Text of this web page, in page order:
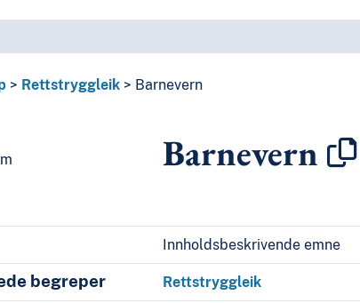
Rettstryggleik Barnevern
Barnevern
Innholdsbeskrivende emne
begreper Rettstryggleik